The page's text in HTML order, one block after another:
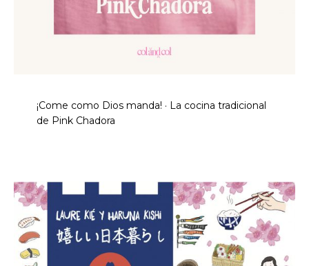
¡Come como Dios manda! · La cocina tradicional
de Pink Chadora